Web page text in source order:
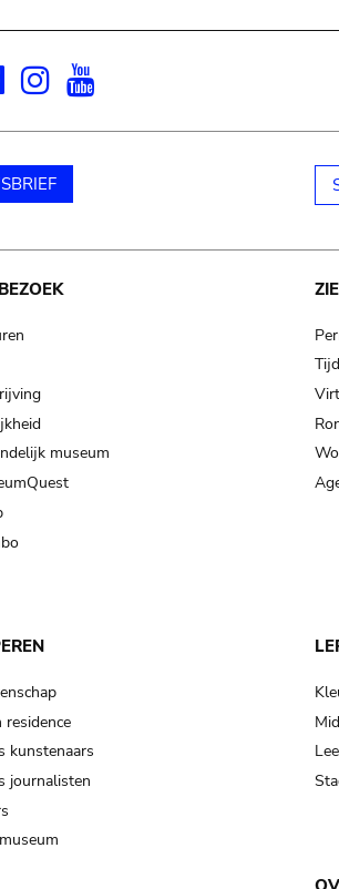
Facebook
Instagram
museum
residence
kunstenaars
journalisten